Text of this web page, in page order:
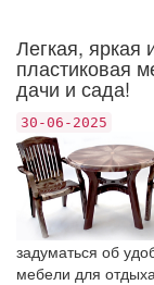
Легкая, яркая
пластиковая
дачи и сада!
30-06-2025
задуматься об
мебели для